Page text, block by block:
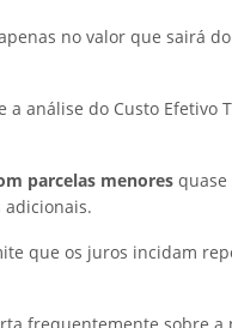
no valor que sairá
a análise do Custo Efetivo
parcelas menores quase
adicionais.
que os juros incidam